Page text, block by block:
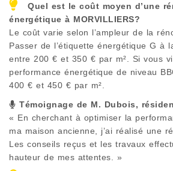
Quel est le coût moyen d’une
énergétique à MORVILLIERS?
Le coût varie selon l’ampleur de la
Passer de l’étiquette énergétique G à
entre 200 € et 350 € par m². Si vous
performance énergétique de niveau
400 € et 450 € par m².
Témoignage de M. Dubois,
« En cherchant à optimiser la
ma maison ancienne, j’ai réalisé une
Les conseils reçus et les travaux
hauteur de mes attentes. »